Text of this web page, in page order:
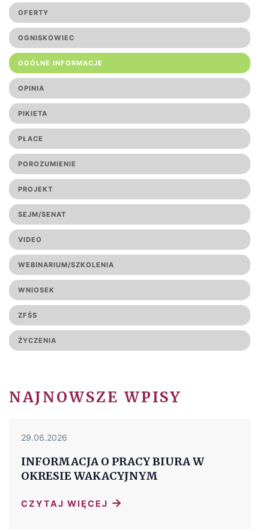
OFERTY
OGNISKOWIEC
OGÓLNE INFORMACJE
OPINIA
PIKIETA
PŁACE
POROZUMIENIE
PROJEKT
SEJM/SENAT
VIDEO
WEBINARIUM/SZKOLENIA
WNIOSEK
ZFŚS
ŻYCZENIA
NAJNOWSZE WPISY
29.06.2026
INFORMACJA O PRACY BIURA W
OKRESIE WAKACYJNYM
CZYTAJ WIĘCEJ →